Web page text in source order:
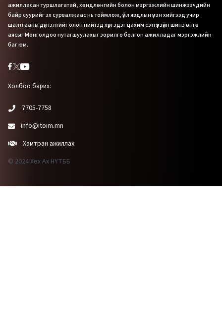
ажилласан туршлагатай, хөндлөнгийн болон мэргэжлийн шинжээчдийн
байр суурийг эх сурвалжаас нь тоймлож, үйл явдлын үнэн хийгээд учир
шалтгааны дүгнэлтийг олон нийтэд хүргэдэг цахим сэтгүүлзүйн шинэ өнгө
аясыг Монголдоо нутагшуулахыг зорилго болгон ажилладаг мэргэжлийн
баг юм.
Холбоо барих:
7705-7758
info@itoim.mn
Хамтран ажиллах
© 2024 Хөх Ах НҮТББ